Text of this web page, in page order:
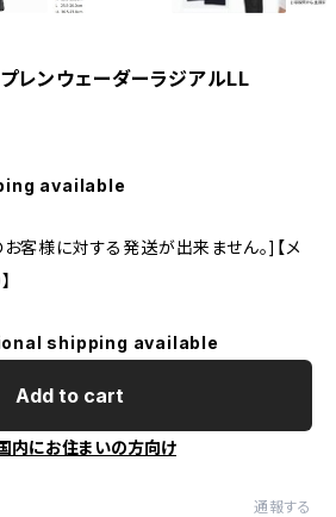
ンウェーダーラジアルLL
available
様に対する発送が出来ません。]【メ
shipping available
Add to cart
内にお住まいの方向け
通報する